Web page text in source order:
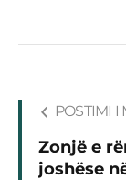
POSTIMI I
Zonjë e
joshëse